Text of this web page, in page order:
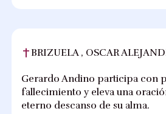
BRIZUELA , OSCAR
Gerardo Andino participa con
fallecimiento y eleva una
eterno descanso de su alma.